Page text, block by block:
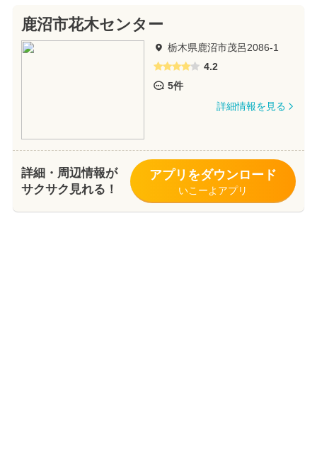
鹿沼市花木センター
栃木県鹿沼市茂呂2086-1
4.2
5件
詳細情報を見る
詳細・周辺情報が
サクサク見れる！
アプリをダウンロード
いこーよアプリ